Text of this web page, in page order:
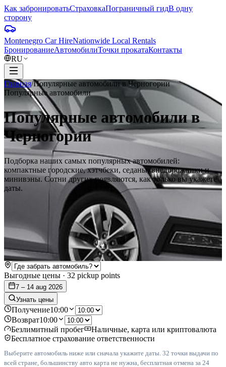
Как забронироватьСтраховкаПограничный гидВ одну
сторону
Montenegro Car HireNationwide Local Rentals
БронированиеАвтомобилиТочки прокатаКонтакты
RU
Главная/Популярные автомобили в Черногории
Популярные автомобили
Популярные автомобили в
Черногории
Подборка наших самых популярных автомобилей:
компактные городские, хэтчбеки, седаны, внедорожники и
минивэны. Сотни других появляются, как только вы укажете
даты.
Выгодные цены · 32 pickup points
7 – 14 aug 2026
Узнать цены
Получение10:00
Возврат10:00
Безлимитный пробег
Наличные, карта или криптовалюта
Бесплатное страхование ответственности
Выберите автомобиль ниже или сначала укажите даты. 32 точки выдачи по
всей стране, большинству авто карта не нужна, бесплатная отмена за 24